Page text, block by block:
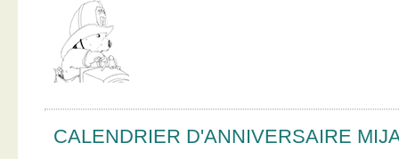
CALENDRIER D'ANNIVERSAIRE